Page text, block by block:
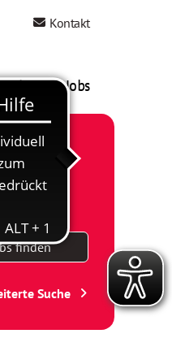
Kontakt
Mein AWO Jobs
finden
Suche